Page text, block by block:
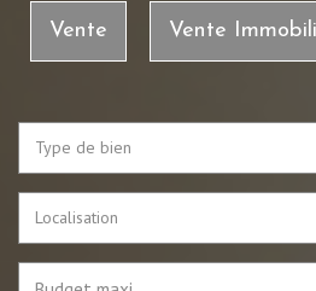
Vente Vente
Type de bien
Localisation